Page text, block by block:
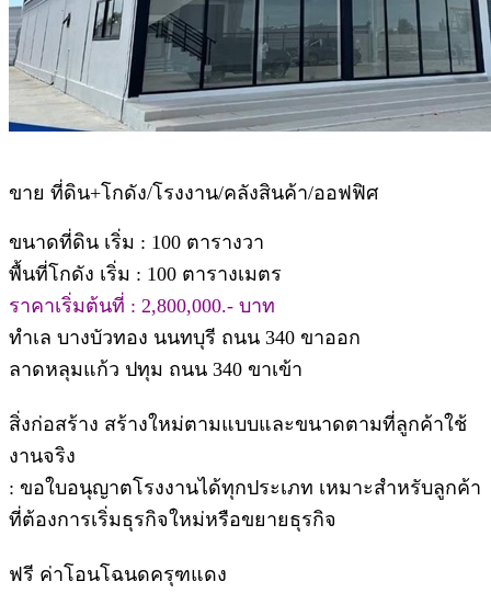
ขาย ที่ดิน+โกดัง/โรงงาน/คลังสินค้า/ออฟฟิศ
ขนาดที่ดิน เริ่ม : 100 ตารางวา
พื้นที่โกดัง เริ่ม : 100 ตารางเมตร
ราคาเริ่มต้นที่ : 2,800,000.- บาท
ทำเล บางบัวทอง นนทบุรี ถนน 340 ขาออก
ลาดหลุมแก้ว ปทุม ถนน 340 ขาเข้า
สิ่งก่อสร้าง สร้างใหม่ตามแบบและขนาดตามที่ลูกค้าใช้
งานจริง
: ขอใบอนุญาตโรงงานได้ทุกประเภท เหมาะสำหรับลูกค้า
ที่ต้องการเริ่มธุรกิจใหม่หรือขยายธุรกิจ
ฟรี ค่าโอนโฉนดครุฑแดง